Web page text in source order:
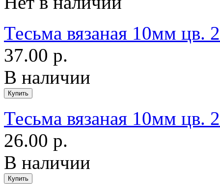
Тесьма вязаная 10мм цв.
37.00 р.
В наличии
Тесьма вязаная 10мм цв.
26.00 р.
В наличии